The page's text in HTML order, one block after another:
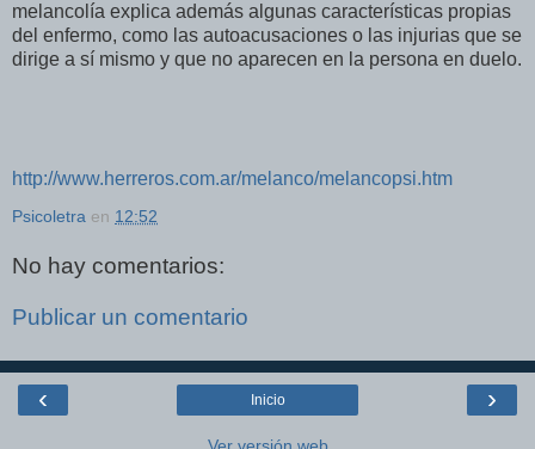
melancolía explica además algunas características propias
del enfermo, como las autoacusaciones o las injurias que se
dirige a sí mismo y que no aparecen en la persona en duelo.
http://www.herreros.com.ar/melanco/melancopsi.htm
Psicoletra en 12:52
No hay comentarios:
Publicar un comentario
‹ ›
Inicio